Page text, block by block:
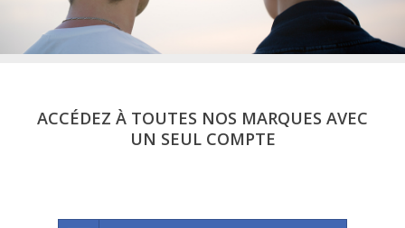
ACCÉDEZ À TOUTES NOS MARQUES AVEC
UN SEUL COMPTE